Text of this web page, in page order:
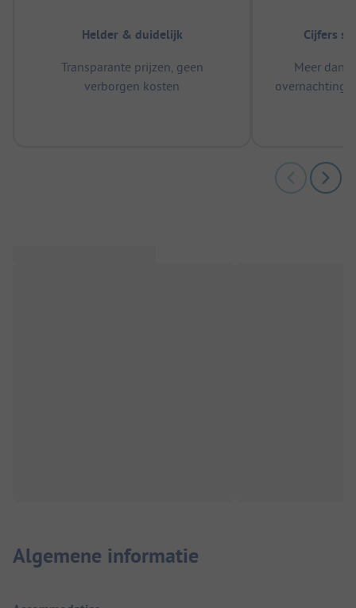
Helder & duidelijk
Transparante prijzen, geen
verborgen kosten
Cijfers
Meer dan
Algemene informatie